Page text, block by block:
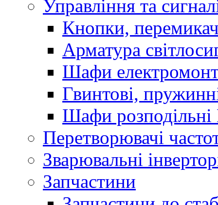
Управління та
Кнопки,
Арматура
Шафи
Гвинтові,
Шафи розподільні
Перетворювачі
Зварювальні
Запчастини